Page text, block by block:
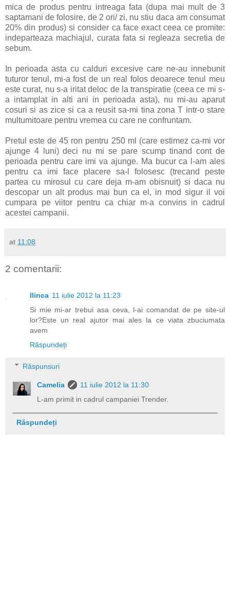
mica de produs pentru intreaga fata (dupa mai mult de 3
saptamani de folosire, de 2 ori/ zi, nu stiu daca am consumat
20% din produs) si consider ca face exact ceea ce promite:
indeparteaza machiajul, curata fata si regleaza secretia de
sebum.
In perioada asta cu calduri excesive care ne-au innebunit
tuturor tenul, mi-a fost de un real folos deoarece tenul meu
este curat, nu s-a iritat deloc de la transpiratie (ceea ce mi s-
a intamplat in alti ani in perioada asta), nu mi-au aparut
cosuri si as zice si ca a reusit sa-mi tina zona T intr-o stare
multumitoare pentru vremea cu care ne confruntam.
Pretul este de 45 ron pentru 250 ml (care estimez ca-mi vor
ajunge 4 luni) deci nu mi se pare scump tinand cont de
perioada pentru care imi va ajunge. Ma bucur ca l-am ales
pentru ca imi face placere sa-l folosesc (trecand peste
partea cu mirosul cu care deja m-am obisnuit) si daca nu
descopar un alt produs mai bun ca el, in mod sigur il voi
cumpara pe viitor pentru ca chiar m-a convins in cadrul
acestei campanii.
at 11:08
2 comentarii:
Ilinca 11 iulie 2012 la 11:23
Si mie mi-ar trebui asa ceva, l-ai comandat de pe site-ul
lor?Este un real ajutor mai ales la ce viata zbuciumata
avem
Răspundeți
Răspunsuri
Camelia
11 iulie 2012 la 11:30
L-am primit in cadrul campaniei Trender.
Răspundeți